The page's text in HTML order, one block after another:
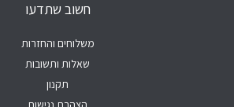
חשוב שתדעו
משלוחים והחזרות
שאלות ותשובות
תקנון